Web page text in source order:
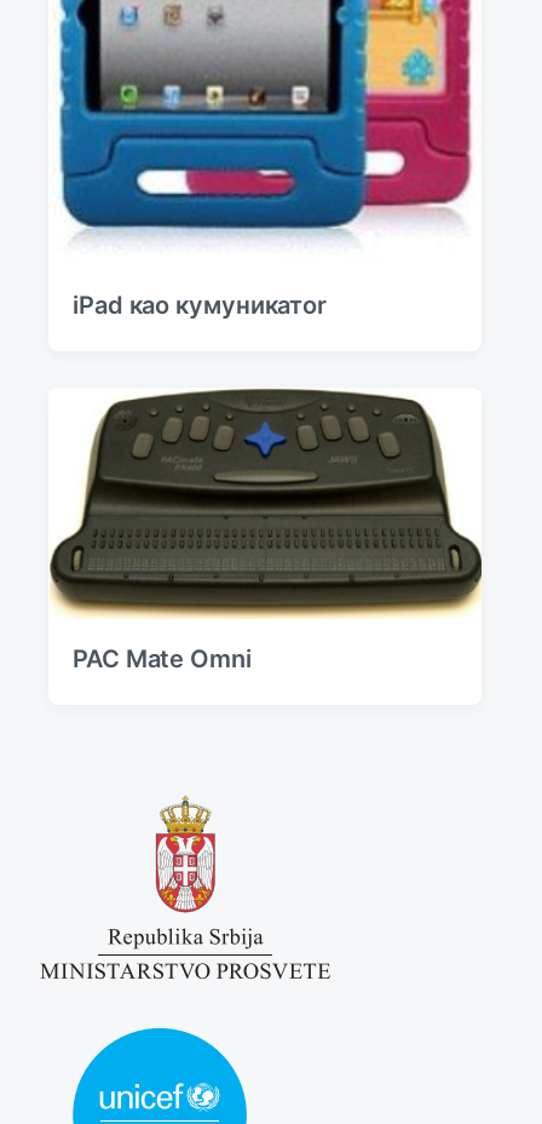
iPad као кумуникатоr
PAC Mate Omni